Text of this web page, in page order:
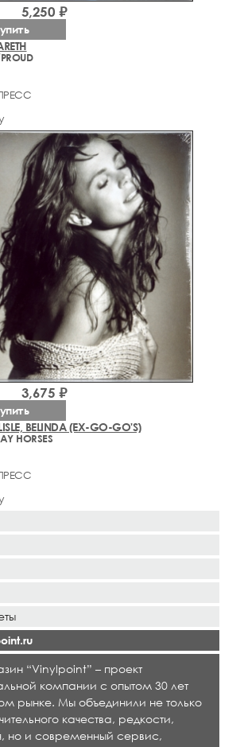
5,250 ₽
BELINDA (EX-GO-GO'S)
HORSES
3,675 ₽
“Vinylpoint” – проект
компании с опытом 30 лет
рынке. Мы объединили не только
качества, редкости,
но и современный сервис,